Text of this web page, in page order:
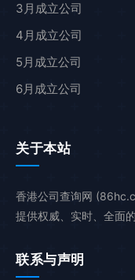
3月成立公司
4月成立公司
5月成立公司
6月成立公司
关于本站
香港公司查询网
提供权威、实时、全面
联系与声明